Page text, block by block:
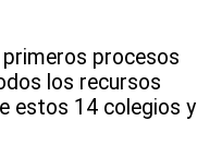
procesos
los recursos
estos 14 colegios y